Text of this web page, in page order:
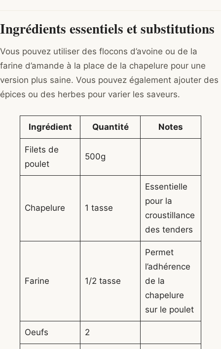
Ingrédients essentiels et substitutions
Vous pouvez utiliser des flocons d’avoine ou de la
farine d’amande à la place de la chapelure pour une
version plus saine. Vous pouvez également ajouter des
épices ou des herbes pour varier les saveurs.
Ingrédient Quantité Notes
Filets de
poulet
500g
Chapelure 1 tasse
Essentielle
pour la
croustillance
des tenders
Farine 1/2 tasse
Permet
l’adhérence
de la
chapelure
sur le poulet
Oeufs 2